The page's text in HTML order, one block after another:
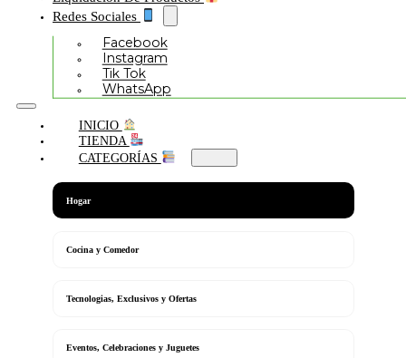
Redes Sociales
Facebook
Instagram
Tik Tok
WhatsApp
INICIO
TIENDA
CATEGORÍAS
Hogar
Cocina y Comedor
Tecnologias, Exclusivos y Ofertas
Eventos, Celebraciones y Juguetes